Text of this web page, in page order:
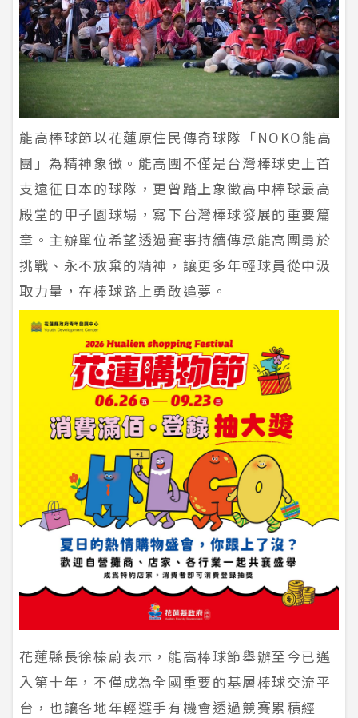
能高棒球節以花蓮原住民傳奇球隊「NOKO能高
團」為精神象徵。能高團不僅是台灣棒球史上首
支遠征日本的球隊，更曾踏上象徵高中棒球最高
殿堂的甲子園球場，寫下台灣棒球發展的重要篇
章。主辦單位希望透過賽事持續傳承能高團勇於
挑戰、永不放棄的精神，讓更多年輕球員從中汲
取力量，在棒球路上勇敢追夢。
花蓮縣長徐榛蔚表示，能高棒球節舉辦至今已邁
入第十年，不僅成為全國重要的基層棒球交流平
台，也讓各地年輕選手有機會透過競賽累積經